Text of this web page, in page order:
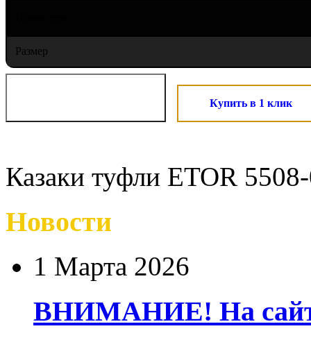
Размер
Купить в 1 клик
Казаки туфли ETOR
Новости
1 Марта 2026
ВНИМАНИЕ! На сайте